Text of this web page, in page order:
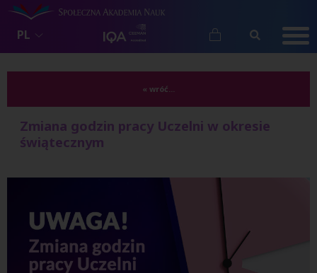
PL
« wróć...
Zmiana godzin pracy Uczelni w okresie
świątecznym